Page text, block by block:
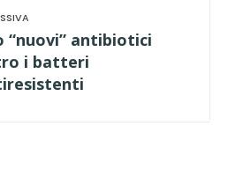
“nuovi” antibiotici
i batteri